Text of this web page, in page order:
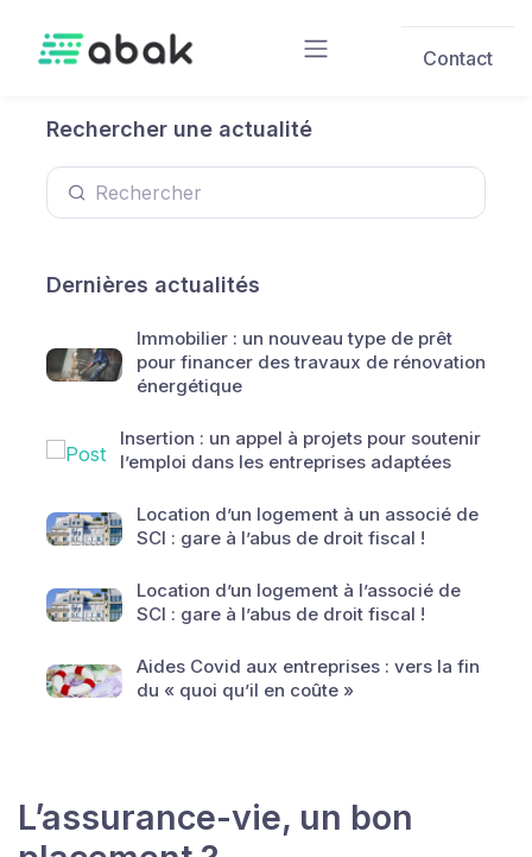
Contact
Rechercher une actualité
Dernières actualités
Immobilier : un nouveau type de prêt
pour financer des travaux de rénovation
énergétique
Insertion : un appel à projets pour soutenir
l’emploi dans les entreprises adaptées
Location d’un logement à un associé de
SCI : gare à l’abus de droit fiscal !
Location d’un logement à l’associé de
SCI : gare à l’abus de droit fiscal !
Aides Covid aux entreprises : vers la fin
du « quoi qu’il en coûte »
L’assurance-vie, un bon